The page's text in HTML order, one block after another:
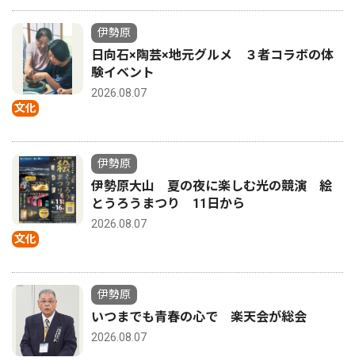
文化
伊勢原
日向石×陶芸×地元グルメ ３者コラボの体
験イベント
2026.08.07
文化
伊勢原
伊勢原大山 夏の夜に楽しむ光の競演 絵
とうろうまつり 11日から
2026.08.07
伊勢原
いつまでも青春の心で 楽天会が総会
2026.08.07